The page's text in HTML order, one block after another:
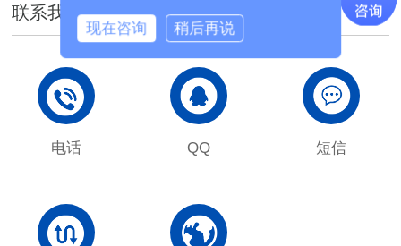
联系我们
电话 QQ 短信
现在咨询 稍后再说